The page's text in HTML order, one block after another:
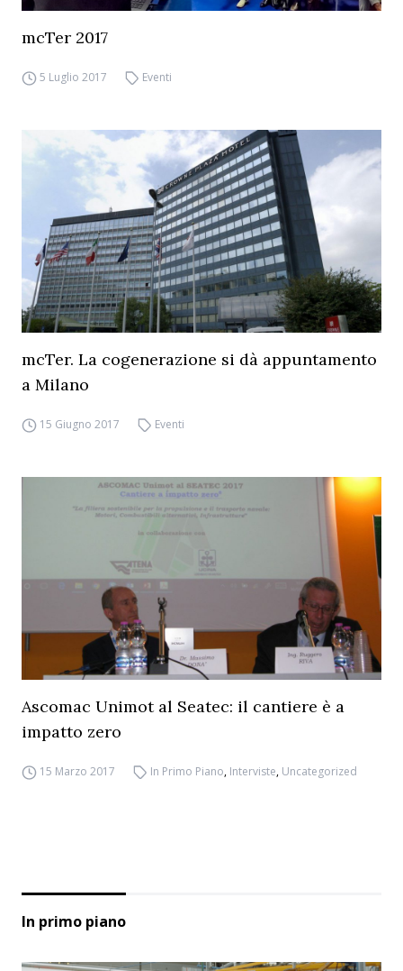
mcTer 2017
5 Luglio 2017 Eventi
mcTer. La cogenerazione si dà appuntamento
a Milano
15 Giugno 2017 Eventi
Ascomac Unimot al Seatec: il cantiere è a
impatto zero
15 Marzo 2017 In Primo Piano, Interviste, Uncategorized
In primo piano